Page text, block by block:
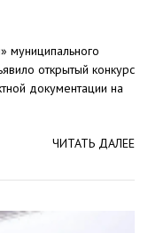
муниципального
открытый конкурс
документации на
ЧИТАТЬ ДАЛЕЕ